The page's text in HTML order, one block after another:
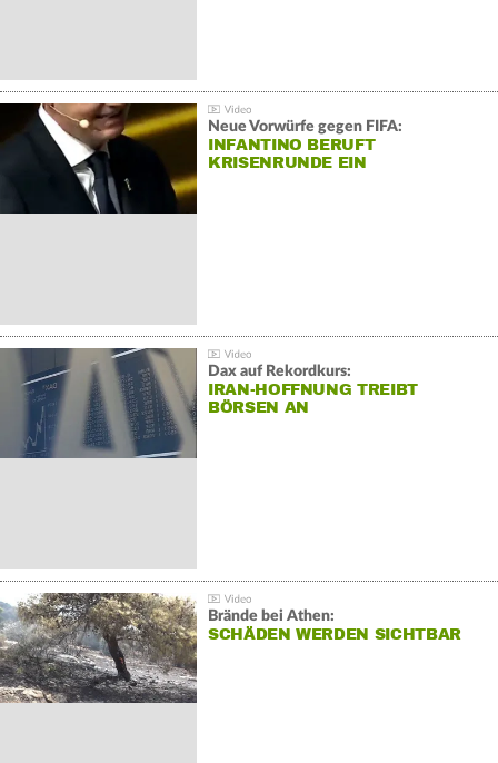
Neue Vorwürfe gegen FIFA:
INFANTINO BERUFT
KRISENRUNDE EIN
Dax auf Rekordkurs:
IRAN-HOFFNUNG TREIBT
BÖRSEN AN
Brände bei Athen:
SCHÄDEN WERDEN SICHTBAR